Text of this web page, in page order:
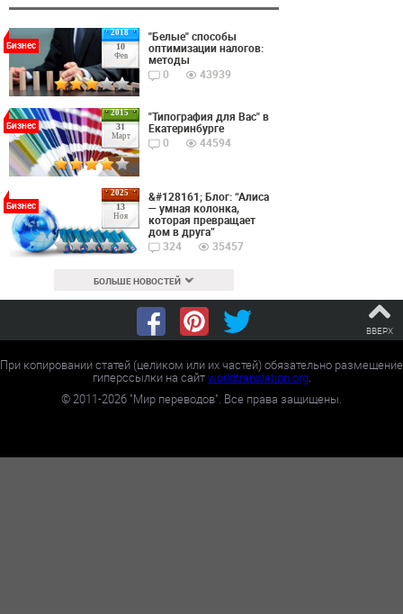
2018
10
Фев
Бизнес
"Белые" способы
оптимизации налогов:
методы
0
43939
2015
31
Март
Бизнес
"Типография для Вас" в
Екатеринбурге
0
44594
2025
13
Ноя
Бизнес
&#128161; Блог: “Алиса
— умная колонка,
которая превращает
дом в друга”
324
35457
БОЛЬШЕ НОВОСТЕЙ
ВВЕРХ
При копировании статей (целиком или их частей) обязательно размещение
гиперссылки на сайтworldtranslation.org.
©2011-2026 "Мир переводов". Все права защищены.